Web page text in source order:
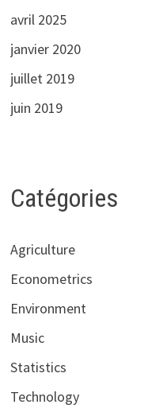
avril 2025
janvier 2020
juillet 2019
juin 2019
Catégories
Agriculture
Econometrics
Environment
Music
Statistics
Technology